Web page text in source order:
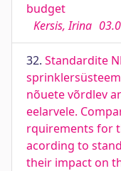
budget
Kersis, Irina
32. Standardite
nõuete võrdlev
eelarvele.
rquirements for
acording to
their impact on